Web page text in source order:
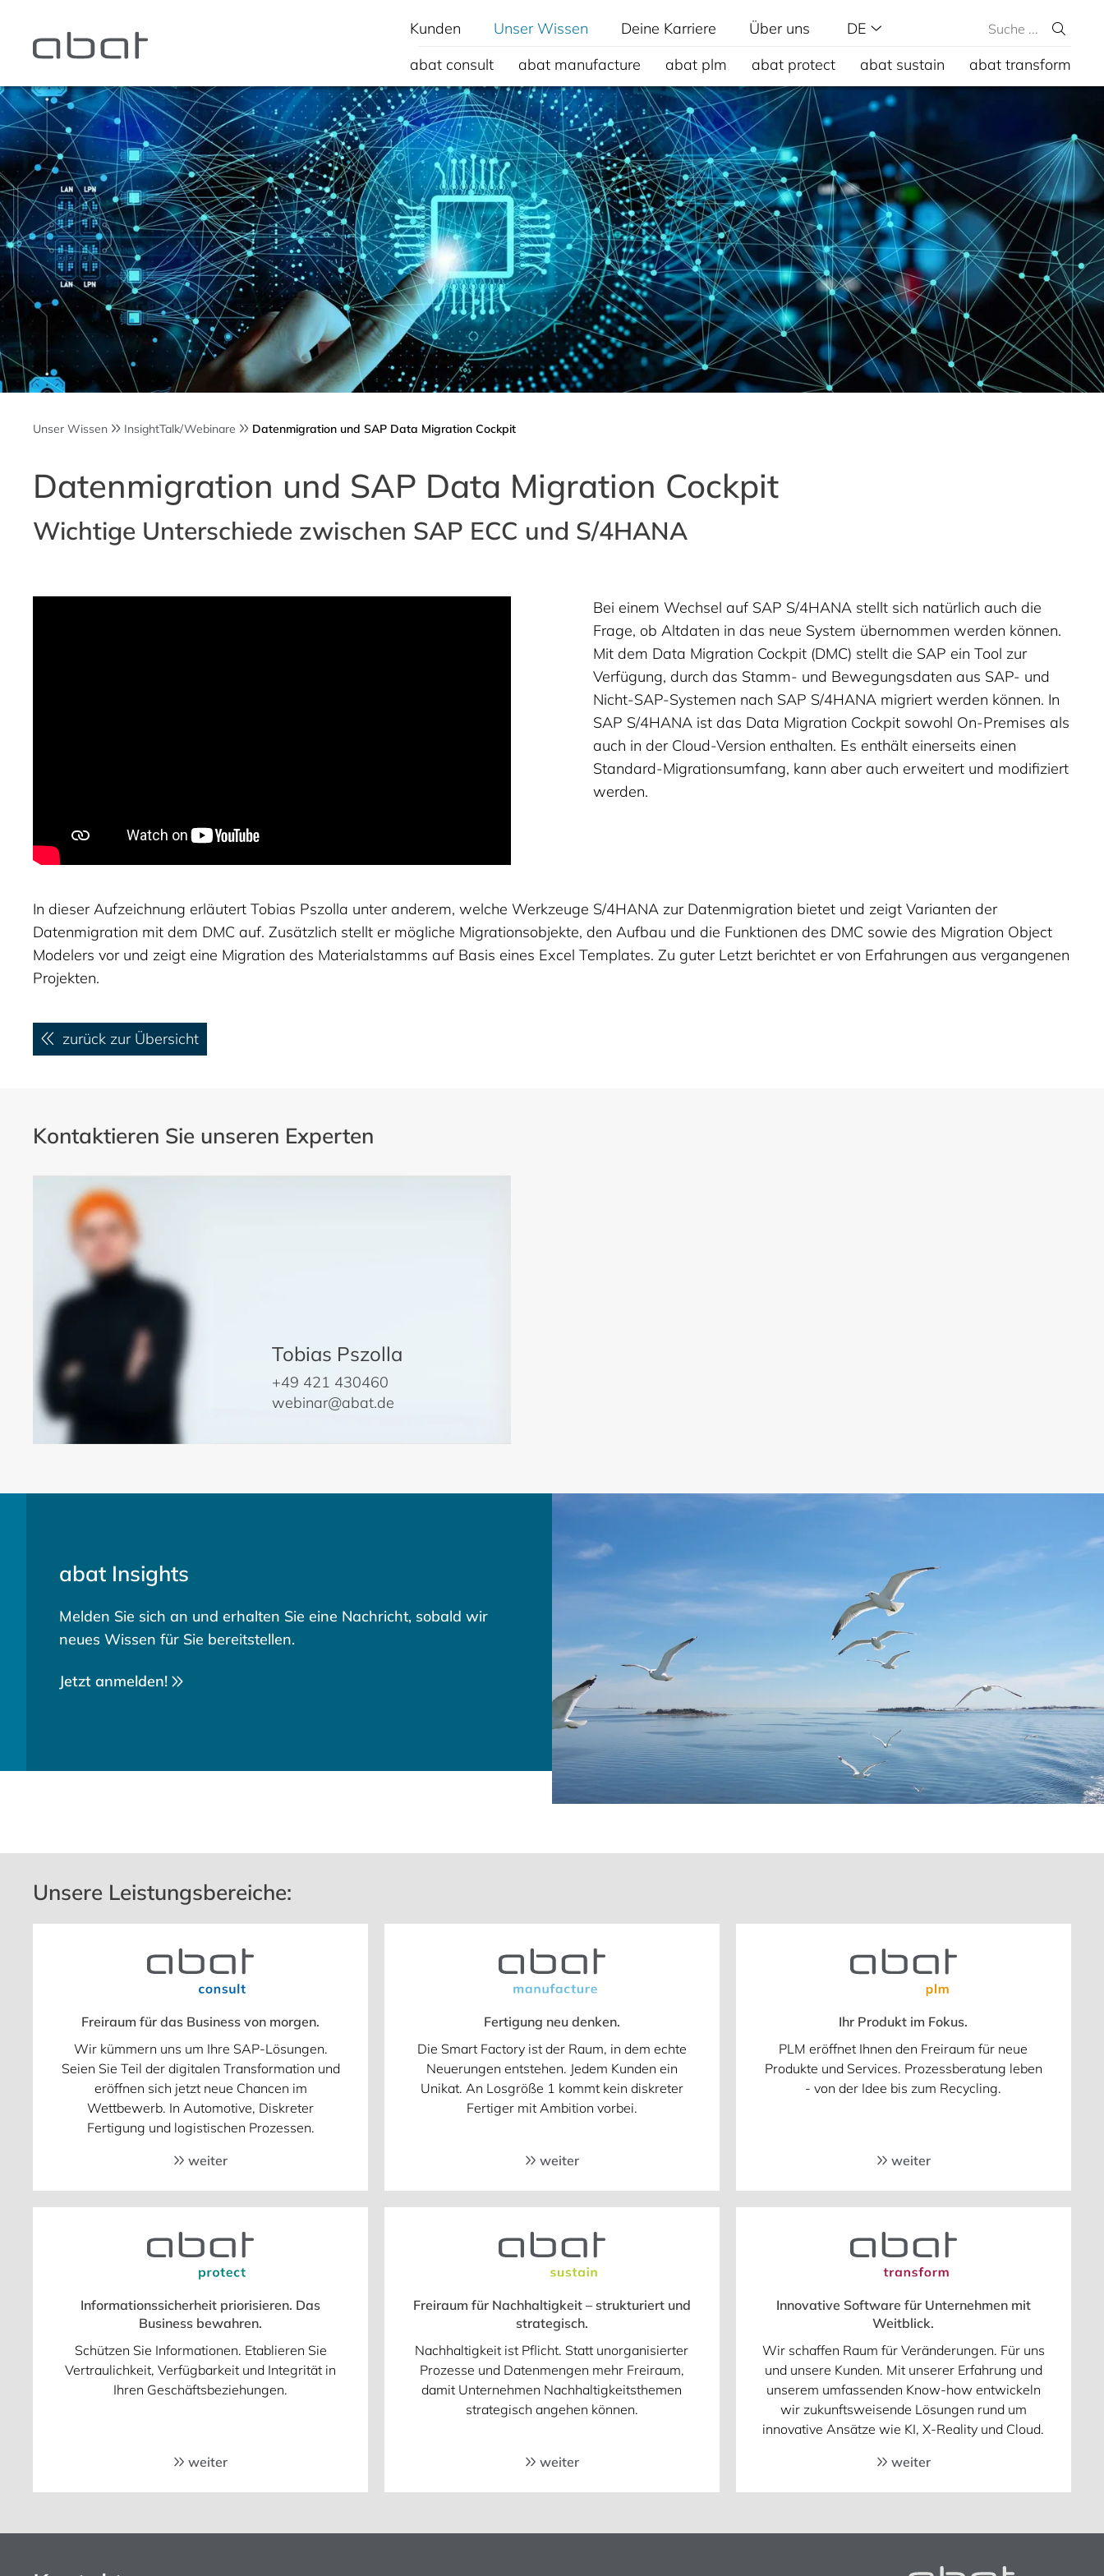
Kunden Unser Wissen Deine Karriere Über uns
DE
abat consult
abat manufacture abat plm abat protect abat sustain abat transform
Unser Wissen InsightTalk/Webinare Datenmigration und SAP Data Migration Cockpit
Datenmigration und SAP Data Migration Cockpit
Wichtige Unterschiede zwischen SAP ECC und S/4HANA
Bei einem Wechsel auf SAP S/4HANA stellt sich natürlich auch die
Frage, ob Altdaten in das neue System übernommen werden können.
Mit dem Data Migration Cockpit (DMC) stellt die SAP ein Tool zur
Verfügung, durch das Stamm- und Bewegungsdaten aus SAP- und
Nicht-SAP-Systemen nach SAP S/4HANA migriert werden können. In
SAP S/4HANA ist das Data Migration Cockpit sowohl On-Premises als
auch in der Cloud-Version enthalten. Es enthält einerseits einen
Standard-Migrationsumfang, kann aber auch erweitert und modifiziert
werden.
In dieser Aufzeichnung erläutert Tobias Pszolla unter anderem, welche Werkzeuge S/4HANA zur Datenmigration bietet und zeigt Varianten der
Datenmigration mit dem DMC auf. Zusätzlich stellt er mögliche Migrationsobjekte, den Aufbau und die Funktionen des DMC sowie des Migration Object
Modelers vor und zeigt eine Migration des Materialstamms auf Basis eines Excel Templates. Zu guter Letzt berichtet er von Erfahrungen aus vergangenen
Projekten.
zurück zur Übersicht
Kontaktieren Sie unseren Experten
Tobias Pszolla
+49 421 430460
webinar@abat.de
abat Insights
Melden Sie sich an und erhalten Sie eine Nachricht, sobald wir
neues Wissen für Sie bereitstellen.
Jetzt anmelden!
Unsere Leistungsbereiche:
Freiraum für das Business von morgen.
Wir kümmern uns um Ihre SAP-Lösungen.
Seien Sie Teil der digitalen Transformation und
eröffnen sich jetzt neue Chancen im
Wettbewerb. In Automotive, Diskreter
Fertigung und logistischen Prozessen.
weiter
Fertigung neu denken.
Die Smart Factory ist der Raum, in dem echte
Neuerungen entstehen. Jedem Kunden ein
Unikat. An Losgröße 1 kommt kein diskreter
Fertiger mit Ambition vorbei.
weiter
Ihr Produkt im Fokus.
PLM eröffnet Ihnen den Freiraum für neue
Produkte und Services. Prozessberatung leben
- von der Idee bis zum Recycling.
weiter
Informationssicherheit priorisieren. Das
Business bewahren.
Schützen Sie Informationen. Etablieren Sie
Vertraulichkeit, Verfügbarkeit und Integrität in
Ihren Geschäftsbeziehungen.
weiter
Freiraum für Nachhaltigkeit – strukturiert und
strategisch.
Nachhaltigkeit ist Pflicht. Statt unorganisierter
Prozesse und Datenmengen mehr Freiraum,
damit Unternehmen Nachhaltigkeitsthemen
strategisch angehen können.
weiter
Innovative Software für Unternehmen mit
Weitblick.
Wir schaffen Raum für Veränderungen. Für uns
und unsere Kunden. Mit unserer Erfahrung und
unserem umfassenden Know-how entwickeln
wir zukunftsweisende Lösungen rund um
innovative Ansätze wie KI, X-Reality und Cloud.
weiter